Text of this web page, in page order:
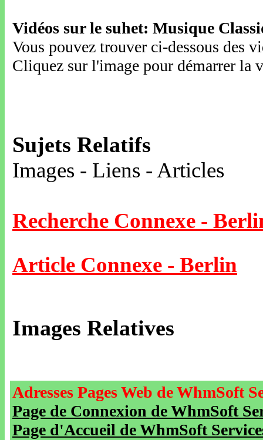
Vidéos sur le suhet: Musique
Vous pouvez trouver ci-dessous des
Cliquez sur l'image pour démarrer la
Sujets Relatifs
Images - Liens - Articles
Recherche Connexe -
Article Connexe - Berlin
Images Relatives
Adresses Pages Web de WhmSoft
Page de Connexion de WhmSoft
Page d'Accueil de WhmSoft